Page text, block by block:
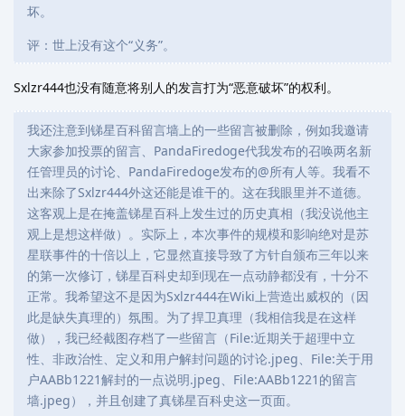
坏。
评：世上没有这个“义务”。
Sxlzr444也没有随意将别人的发言打为“恶意破坏”的权利。
我还注意到锑星百科留言墙上的一些留言被删除，例如我邀请
大家参加投票的留言、PandaFiredoge代我发布的召唤两名新
任管理员的讨论、PandaFiredoge发布的@所有人等。我看不
出来除了Sxlzr444外这还能是谁干的。这在我眼里并不道德。
这客观上是在掩盖锑星百科上发生过的历史真相（我没说他主
观上是想这样做）。实际上，本次事件的规模和影响绝对是苏
星联事件的十倍以上，它显然直接导致了方针自颁布三年以来
的第一次修订，锑星百科史却到现在一点动静都没有，十分不
正常。我希望这不是因为Sxlzr444在Wiki上营造出威权的（因
此是缺失真理的）氛围。为了捍卫真理（我相信我是在这样
做），我已经截图存档了一些留言（File:近期关于超理中立
性、非政治性、定义和用户解封问题的讨论.jpeg、File:关于用
户AABb1221解封的一点说明.jpeg、File:AABb1221的留言
墙.jpeg），并且创建了真锑星百科史这一页面。